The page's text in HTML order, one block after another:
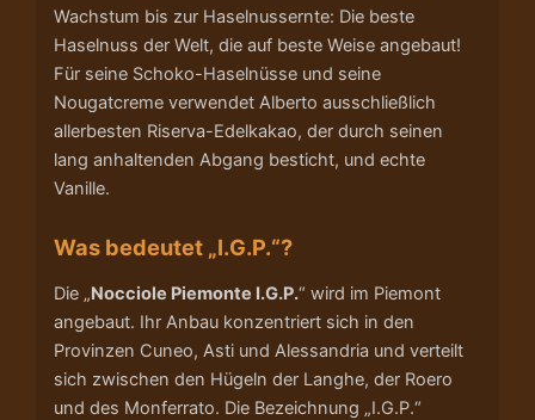
Wachstum bis zur Haselnussernte: Die beste
Haselnuss der Welt, die auf beste Weise angebaut!
Für seine Schoko-Haselnüsse und seine
Nougatcreme verwendet Alberto ausschließlich
allerbesten Riserva-Edelkakao, der durch seinen
lang anhaltenden Abgang besticht, und echte
Vanille.
Was bedeutet „I.G.P.“?
Die „Nocciole Piemonte I.G.P.“ wird im Piemont
angebaut. Ihr Anbau konzentriert sich in den
Provinzen Cuneo, Asti und Alessandria und verteilt
sich zwischen den Hügeln der Langhe, der Roero
und des Monferrato. Die Bezeichnung „I.G.P.“